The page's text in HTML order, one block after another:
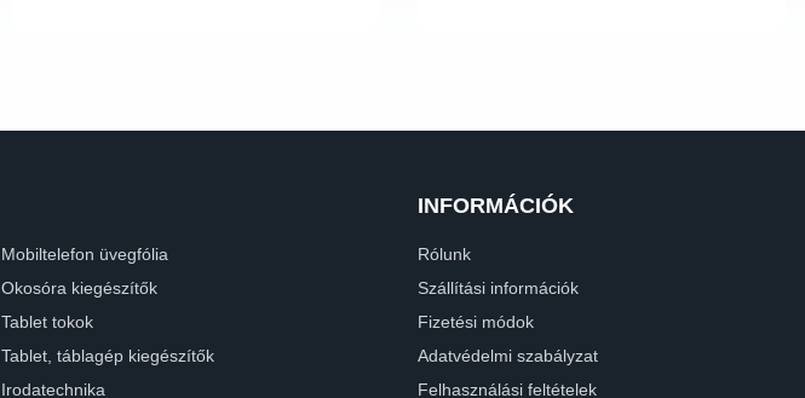
Mobiltelefon üvegfólia
Okosóra kiegészítők
Tablet tokok
Tablet, táblagép kiegészítők
Irodatechnika
INFORMÁCIÓK
Rólunk
Szállítási információk
Fizetési módok
Adatvédelmi szabályzat
Felhasználási feltételek